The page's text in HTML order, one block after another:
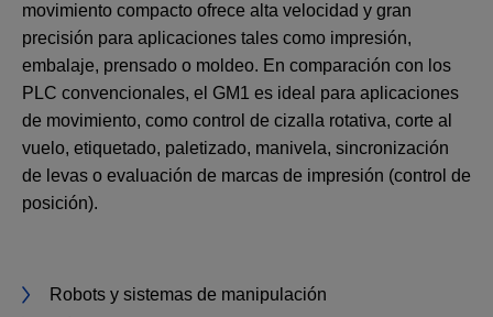
movimiento compacto ofrece alta velocidad y gran
precisión para aplicaciones tales como impresión,
embalaje, prensado o moldeo. En comparación con los
PLC convencionales, el GM1 es ideal para aplicaciones
de movimiento, como control de cizalla rotativa, corte al
vuelo, etiquetado, paletizado, manivela, sincronización
de levas o evaluación de marcas de impresión (control de
posición).
Robots y sistemas de manipulación